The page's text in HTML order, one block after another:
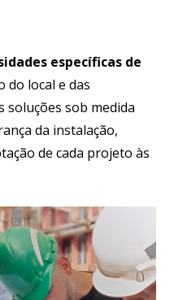
específicas de
do local e das
soluções sob medida
da instalação,
de cada projeto às